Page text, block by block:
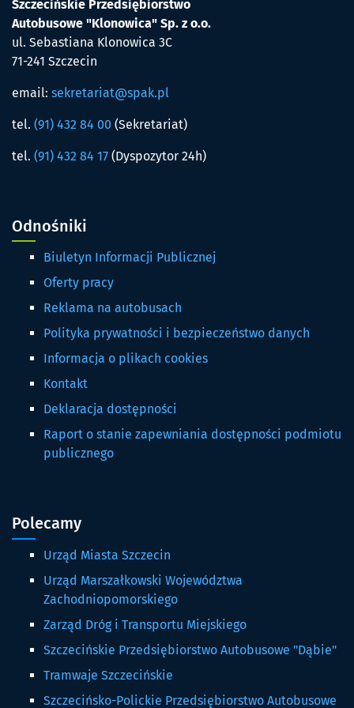
Szczecińskie Przedsiębiorstwo
Autobusowe "Klonowica" Sp. z o.o.
ul. Sebastiana Klonowica 3C
71-241 Szczecin
email: sekretariat@spak.pl
tel. (91) 432 84 00 (Sekretariat)
tel. (91) 432 84 17 (Dyspozytor 24h)
Odnośniki
Biuletyn Informacji Publicznej
Oferty pracy
Reklama na autobusach
Polityka prywatności i bezpieczeństwo danych
Informacja o plikach cookies
Kontakt
Deklaracja dostępności
Raport o stanie zapewniania dostępności podmiotu
publicznego
Polecamy
Urząd Miasta Szczecin
Urząd Marszałkowski Województwa
Zachodniopomorskiego
Zarząd Dróg i Transportu Miejskiego
Szczecińskie Przedsiębiorstwo Autobusowe "Dąbie"
Tramwaje Szczecińskie
Szczecińsko-Polickie Przedsiębiorstwo Autobusowe